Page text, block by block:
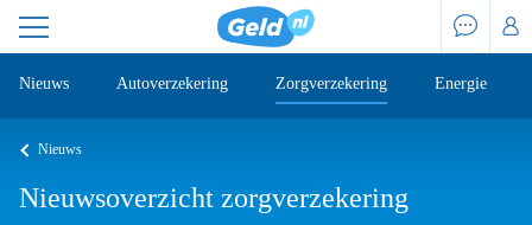
Nieuws Autoverzekering Zorgverzekering Energie
Nieuws
Nieuwsoverzicht zorgverzekering